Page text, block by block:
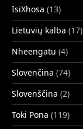
IsiXhosa (13)
Lietuvių kalba (17)
Nheengatu (4)
Slovenčina (74)
Slovenščina (2)
Toki Pona (119)